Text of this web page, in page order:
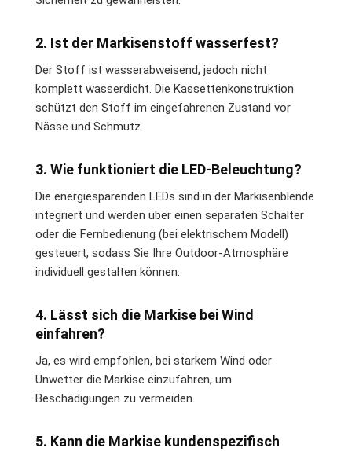
2. Ist der Markisenstoff wasserfest?
Der Stoff ist wasserabweisend, jedoch nicht
komplett wasserdicht. Die Kassettenkonstruktion
schützt den Stoff im eingefahrenen Zustand vor
Nässe und Schmutz.
3. Wie funktioniert die LED-Beleuchtung?
Die energiesparenden LEDs sind in der Markisenblende
integriert und werden über einen separaten Schalter
oder die Fernbedienung (bei elektrischem Modell)
gesteuert, sodass Sie Ihre Outdoor-Atmosphäre
individuell gestalten können.
4. Lässt sich die Markise bei Wind
einfahren?
Ja, es wird empfohlen, bei starkem Wind oder
Unwetter die Markise einzufahren, um
Beschädigungen zu vermeiden.
5. Kann die Markise kundenspezifisch